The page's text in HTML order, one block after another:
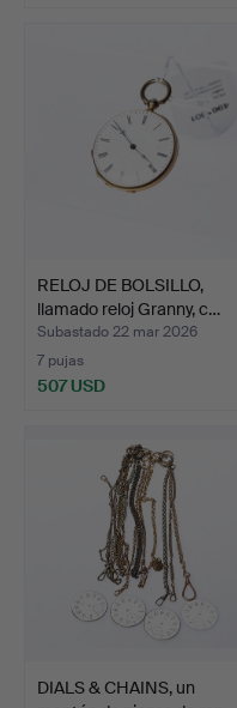
RELOJ DE BOLSILLO,
llamado reloj Granny, c…
Subastado 22 mar 2026
7 pujas
507 USD
DIALS & CHAINS, un